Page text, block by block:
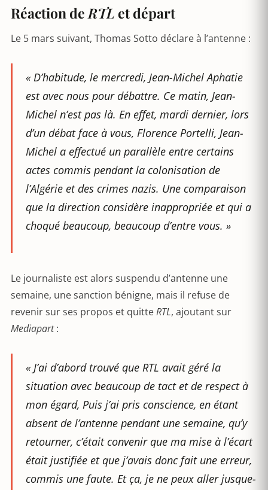
Réaction de RTLet départ
Le 5 mars suivant, Thomas Sotto déclare à l’antenne :
« D’habitude, le mercredi, Jean-Michel Aphatie
est avec nous pour débattre. Ce matin, Jean-
Michel n’est pas là. En effet, mardi dernier, lors
d’un débat face à vous, Florence Portelli, Jean-
Michel a effectué un parallèle entre certains
actes commis pendant la colonisation de
l’Algérie et des crimes nazis. Une comparaison
que la direction considère inappropriée et qui a
choqué beaucoup, beaucoup d’entre vous. »
Le journaliste est alors suspendu d’antenne une
semaine, une sanction bénigne, mais il refuse de
revenir sur ses propos et quitteRTL, ajoutant sur
Mediapart:
« J’ai d’abord trouvé que RTL avait géré la
situation avec beaucoup de tact et de respect à
mon égard, Puis j’ai pris conscience, en étant
absent de l’antenne pendant une semaine, qu’y
retourner, c’était convenir que ma mise à l’écart
était justifiée et que j’avais donc fait une erreur,
commis une faute. Et ça, je ne peux aller jusque-